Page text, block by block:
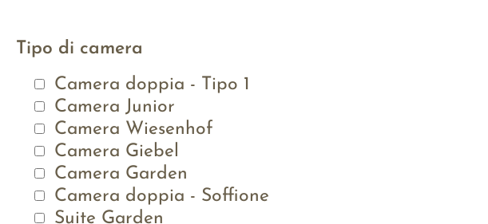
Tipo di camera
Camera doppia - Tipo 1
Camera Junior
Camera Wiesenhof
Camera Giebel
Camera Garden
Camera doppia - Soffione
Suite Garden